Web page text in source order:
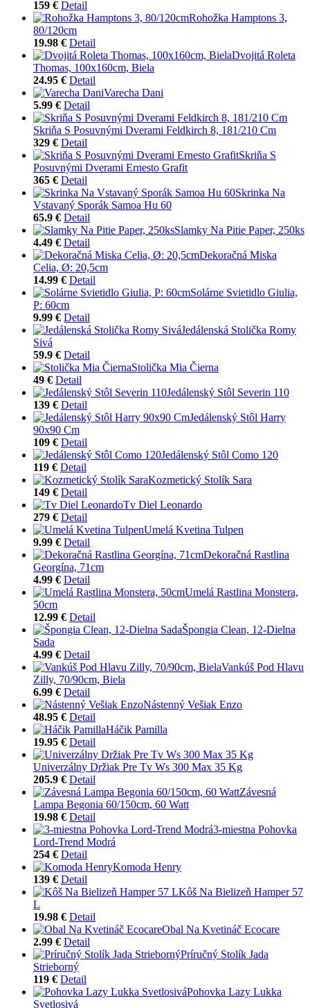
159 € Detail
Rohožka Hamptons 3,
80/120cm
19.98 € Detail
Dvojitá Roleta
Thomas, 100x160cm, Biela
24.95 € Detail
Varecha Dani
5.99 € Detail
Skriňa S Posuvnými Dverami Feldkirch 8, 181/210 Cm
329 € Detail
Skriňa S
Posuvnými Dverami Ernesto Grafit
365 € Detail
Skrinka Na
Vstavaný Sporák Samoa Hu 60
65.9 € Detail
Slamky Na Pitie Paper, 250ks
4.49 € Detail
Dekoračná Miska
Celia, Ø: 20,5cm
14.99 € Detail
Solárne Svietidlo Giulia,
P: 60cm
9.99 € Detail
Jedálenská Stolička Romy
Sivá
59.9 € Detail
Stolička Mia Čierna
49 € Detail
Jedálenský Stôl Severin 110
139 € Detail
Jedálenský Stôl Harry
90x90 Cm
109 € Detail
Jedálenský Stôl Como 120
119 € Detail
Kozmetický Stolík Sara
149 € Detail
Tv Diel Leonardo
279 € Detail
Umelá Kvetina Tulpen
9.99 € Detail
Dekoračná Rastlina
Georgína, 71cm
4.99 € Detail
Umelá Rastlina Monstera,
50cm
12.99 € Detail
Špongia Clean, 12-Dielna
Sada
4.99 € Detail
Vankúš Pod Hlavu
Zilly, 70/90cm, Biela
6.99 € Detail
Nástenný Vešiak Enzo
48.95 € Detail
Háčik Pamilla
19.95 € Detail
Univerzálny Držiak Pre Tv Ws 300 Max 35 Kg
205.9 € Detail
Závesná
Lampa Begonia 60/150cm, 60 Watt
19.98 € Detail
3-miestna Pohovka
Lord-Trend Modrá
254 € Detail
Komoda Henry
139 € Detail
Kôš Na Bielizeň Hamper 57
L
19.98 € Detail
Obal Na Kvetináč Ecocare
2.99 € Detail
Príručný Stolík Jada
Strieborný
119 € Detail
Pohovka Lazy Lukka
Svetlosivá